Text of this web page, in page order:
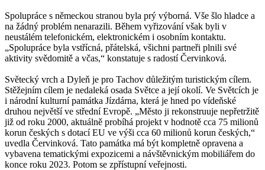
Spolupráce s německou stranou byla prý výborná. Vše šlo hladce a
na žádný problém nenarazili. Během vyřizování však byli v
neustálém telefonickém, elektronickém i osobním kontaktu.
„Spolupráce byla vstřícná, přátelská, všichni partneři plnili své
aktivity svědomitě a včas,“ konstatuje s radostí Červinková.
Světecký vrch a Dyleň je pro Tachov důležitým turistickým cílem.
Stěžejním cílem je nedaleká osada Světce a její okolí. Ve Světcích je
i národní kulturní památka Jízdárna, která je hned po vídeňské
druhou největší ve střední Evropě. „Město ji rekonstruuje nepřetržitě
již od roku 2000, aktuálně probíhá projekt v hodnotě cca 75 milionů
korun českých s dotací EU ve výši cca 60 milionů korun českých,“
uvedla Červinková. Tato památka má být kompletně opravena a
vybavena tematickými expozicemi a návštěvnickým mobiliářem do
konce roku 2023. Potom se zpřístupní veřejnosti.